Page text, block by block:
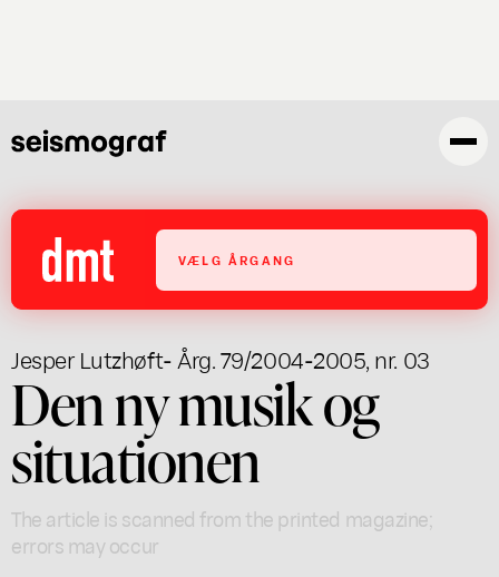
VÆLG ÅRGANG
Jesper Lutzhøft- Årg. 79/2004-2005, nr. 03
Den ny musik og
situationen
The article is scanned from the printed magazine;
errors may occur